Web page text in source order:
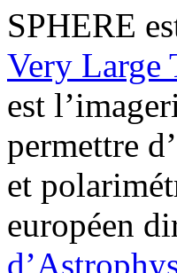
SPHERE
Very Large
est
permettre
et
européen